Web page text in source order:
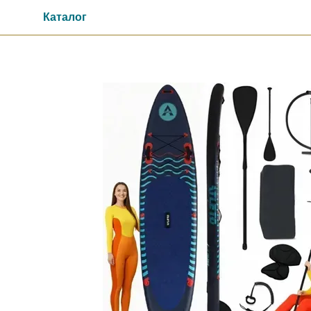
Перейти к основному контенту
Каталог